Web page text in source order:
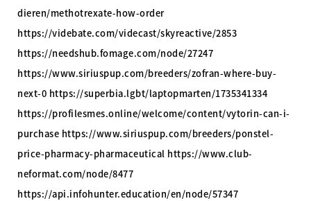
dieren/methotrexate-how-order
https://videbate.com/videcast/skyreactive/2853
https://needshub.fomage.com/node/27247
https://www.siriuspup.com/breeders/zofran-where-buy-
next-0 https://superbia.lgbt/laptopmarten/1735341334
https://profilesmes.online/welcome/content/vytorin-can-i-
purchase https://www.siriuspup.com/breeders/ponstel-
price-pharmacy-pharmaceutical https://www.club-
neformat.com/node/8477
https://api.infohunter.education/en/node/57347